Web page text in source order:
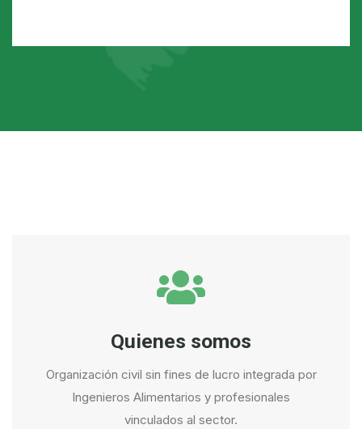
Quienes somos
Organización civil sin fines de lucro integrada por
Ingenieros Alimentarios y profesionales
vinculados al sector.